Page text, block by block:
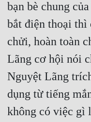
bạn bè chung
bắt điện thoại thì
chửi, hoàn toàn
Lãng cơ hội nói
Nguyệt Lãng
dụng từ tiếng
không có việc gì